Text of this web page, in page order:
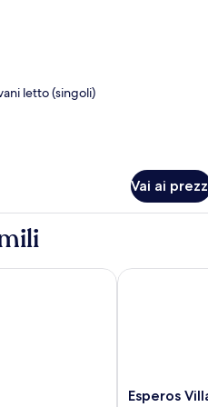
letto (singoli)
Vai ai
Esperos
Esperos
Esperos